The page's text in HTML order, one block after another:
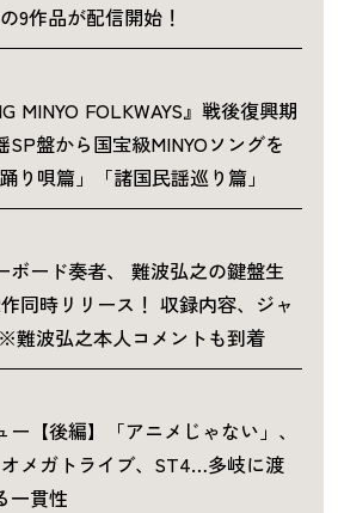
9作品が配信開始！
MINYO FOLKWAYS』戦後復興期
SP盤から国宝級MINYOソングを
り唄篇」「諸国民謡巡り篇」
ボード奏者、 難波弘之の鍵盤生
同時リリース！ 収録内容、ジャ
難波弘之本人コメントも到着
【後編】「アニメじゃない」、
メガトライブ、ST4…多岐に渡
一貫性